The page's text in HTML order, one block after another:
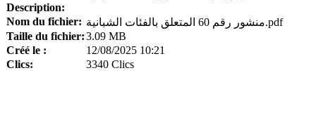
Description:
Nom du fichier:
منشور رقم 60 المتعلق بالفئات الشبانية.pdf
Taille du fichier:3.09 MB
Créé le :
12/08/2025 10:21
Clics:
3340 Clics